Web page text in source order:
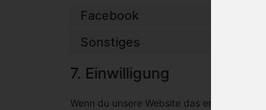
Facebook
Sonstiges
7. Einwilligung
Wenn du unsere Website das erste Mal